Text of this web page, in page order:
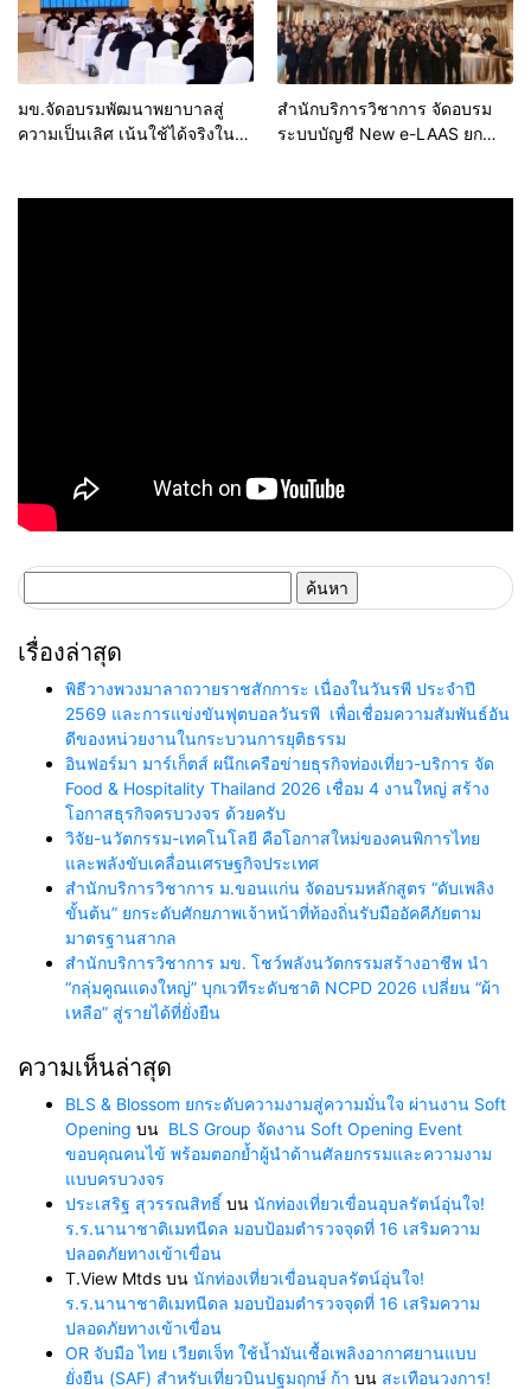
มข.จัดอบรมพัฒนาพยาบาลสู่
ความเป็นเลิศ เน้นใช้ได้จริงใน
สำนักบริการวิชาการ จัดอบรม
ระบบบัญชี New e-LAAS ยก
สำหรับ:
เรื่องล่าสุด
พิธีวางพวงมาลาถวายราชสักการะ เนื่องในวันรพี ประจำปี
2569 และการแข่งขันฟุตบอลวันรพี เพื่อเชื่อมความสัมพันธ์อัน
ดีของหน่วยงานในกระบวนการยุติธรรม
อินฟอร์มา มาร์เก็ตส์ ผนึกเครือข่ายธุรกิจท่องเที่ยว-บริการ จัด
Food & Hospitality Thailand 2026 เชื่อม 4 งานใหญ่ สร้าง
โอกาสธุรกิจครบวงจร ด้วยครับ
วิจัย-นวัตกรรม-เทคโนโลยี คือโอกาสใหม่ของคนพิการไทย
และพลังขับเคลื่อนเศรษฐกิจประเทศ
สำนักบริการวิชาการ ม.ขอนแก่น จัดอบรมหลักสูตร “ดับเพลิง
ขั้นต้น” ยกระดับศักยภาพเจ้าหน้าที่ท้องถิ่นรับมืออัคคีภัยตาม
มาตรฐานสากล
สำนักบริการวิชาการ มข. โชว์พลังนวัตกรรมสร้างอาชีพ นำ
“กลุ่มคูณแดงใหญ่” บุกเวทีระดับชาติ NCPD 2026 เปลี่ยน “ผ้า
เหลือ” สู่รายได้ที่ยั่งยืน
ความเห็นล่าสุด
BLS & Blossom ยกระดับความงามสู่ความมั่นใจ ผ่านงาน Soft
Opening บน BLS Group จัดงาน Soft Opening Event
ขอบคุณคนไข้ พร้อมตอกย้ำผู้นำด้านศัลยกรรมและความงาม
แบบครบวงจร
ประเสริฐ สุวรรณสิทธิ์ บน นักท่องเที่ยวเขื่อนอุบลรัตน์อุ่นใจ!
ร.ร.นานาชาติเมทนีดล มอบป้อมตำรวจจุดที่ 16 เสริมความ
ปลอดภัยทางเข้าเขื่อน
T.View Mtds บน นักท่องเที่ยวเขื่อนอุบลรัตน์อุ่นใจ!
ร.ร.นานาชาติเมทนีดล มอบป้อมตำรวจจุดที่ 16 เสริมความ
ปลอดภัยทางเข้าเขื่อน
OR จับมือ ไทย เวียตเจ็ท ใช้น้ำมันเชื้อเพลิงอากาศยานแบบ
ยั่งยืน (SAF) สำหรับเที่ยวบินปฐมฤกษ์ ก้า บน สะเทือนวงการ!